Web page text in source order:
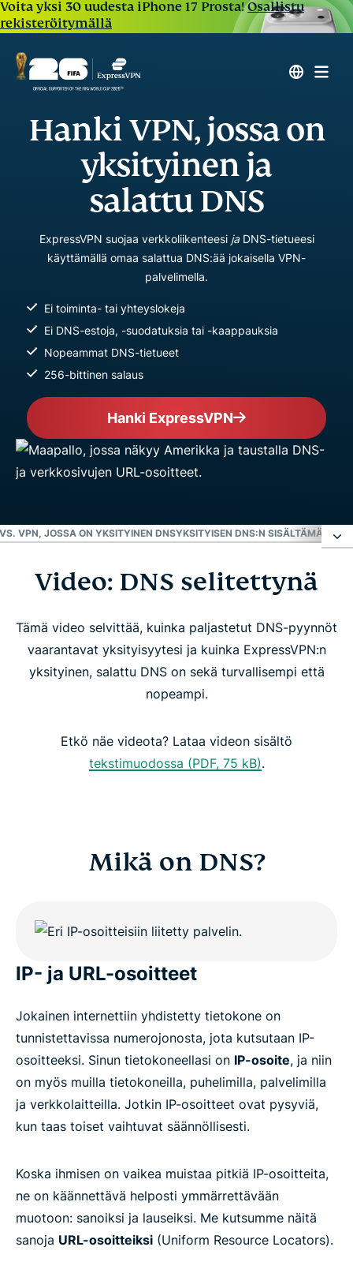
Voita yksi 30 uudesta iPhone 17 Prosta!Osallistu
rekisteröitymällä
Hanki VPN, jossa on
yksityinen ja
salattu DNS
ExpressVPN suojaa verkkoliikenteesi ja DNS-tietueesi
käyttämällä omaa salattua DNS:ää jokaisella VPN-
palvelimella.
Ei toiminta- tai yhteyslokeja
Ei DNS-estoja, -suodatuksia tai -kaappauksia
Nopeammat DNS-tietueet
256-bittinen salaus
Hanki ExpressVPN
VPN, JOSSA ON YKSITYINEN DNSYKSITYISEN DNS:N SISÄLTÄMÄN
Video: DNS selitettynä
Mikä on DNS?
Ilmainen DNS vs. VPN, jossa on yksityinen DNS
Kokeile VPN:ää, jolla on oma DNS
Video: DNS selitettynä
Tämä video selvittää, kuinka paljastetut DNS-pyynnöt
vaarantavat yksityisyytesi ja kuinka ExpressVPN:n
yksityinen, salattu DNS on sekä turvallisempi että
nopeampi.
Etkö näe videota? Lataa videon sisältö
tekstimuodossa (PDF, 75 kB).
Mikä on DNS?
IP- ja URL-osoitteet
Jokainen internettiin yhdistetty tietokone on
tunnistettavissa numerojonosta, jota kutsutaan IP-
osoitteeksi. Sinun tietokoneellasi on IP-osoite, ja niin
on myös muilla tietokoneilla, puhelimilla, palvelimilla
ja verkkolaitteilla. Jotkin IP-osoitteet ovat pysyviä,
kun taas toiset vaihtuvat säännöllisesti.
Koska ihmisen on vaikea muistaa pitkiä IP-osoitteita,
ne on käännettävä helposti ymmärrettävään
muotoon: sanoiksi ja lauseiksi. Me kutsumme näitä
sanoja URL-osoitteiksi (Uniform Resource Locators).